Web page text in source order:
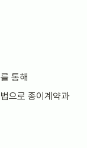
통해
으로 종이계약과